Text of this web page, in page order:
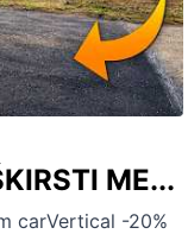
ME...
carVertical -20%